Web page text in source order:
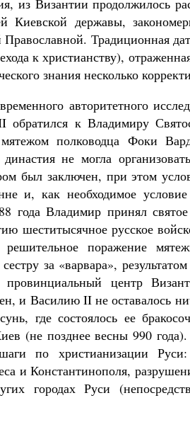
из Византии продолжилось
Киевской державы,
Традиционная
к христианству),
знания несколько
авторитетного
обратился к Владимиру
полководца Фоки
не могла
был заключен, при этом
и, как необходимое
года Владимир принял
шеститысячное русское
поражение
за «варвара»,
центр
и Василию II не оставалось
где состоялось ее
(не позднее весны 990
по христианизации
и Константинополя,
городах Руси
Кирилл Мурышев